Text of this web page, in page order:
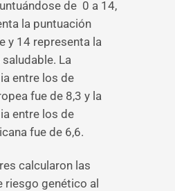
de 0 a 14,
la puntuación
y 14 representa la
La
entre los de
fue de 8,3 y la
entre los de
fue de 6,6.
calcularon las
riesgo genético al